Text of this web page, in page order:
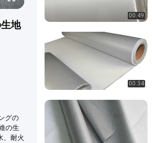
地
グの
の生
、耐火
00:49
00:34